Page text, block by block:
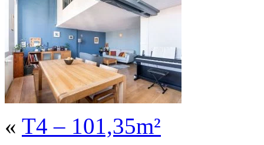
« T4 – 101,35m²